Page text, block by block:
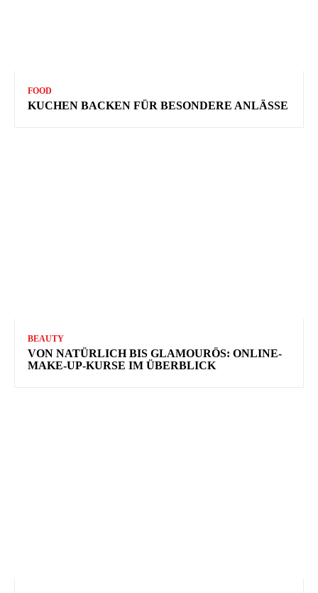
FOOD
KUCHEN BACKEN FÜR BESONDERE ANLÄSSE
BEAUTY
VON NATÜRLICH BIS GLAMOURÖS: ONLINE-
MAKE-UP-KURSE IM ÜBERBLICK